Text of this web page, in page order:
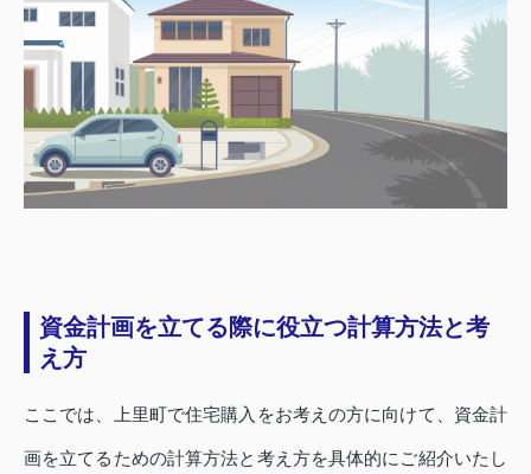
資金計画を立てる際に役立つ計算方法と考
え方
ここでは、上里町で住宅購入をお考えの方に向けて、資金計
画を立てるための計算方法と考え方を具体的にご紹介いたし